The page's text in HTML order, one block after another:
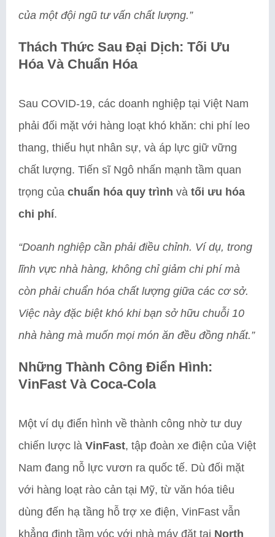
của một đội ngũ tư vấn chất lượng.”
Thách Thức Sau Đại Dịch: Tối Ưu
Hóa Và Chuẩn Hóa
Sau COVID-19, các doanh nghiệp tại Việt Nam
phải đối mặt với hàng loạt khó khăn: chi phí leo
thang, thiếu hụt nhân sự, và áp lực giữ vững
chất lượng. Tiến sĩ Ngô nhấn mạnh tầm quan
trọng của chuẩn hóa quy trình và tối ưu hóa
chi phí.
“Doanh nghiệp cần phải điều chỉnh. Ví dụ, trong
lĩnh vực nhà hàng, không chỉ giảm chi phí mà
còn phải chuẩn hóa chất lượng giữa các cơ sở.
Việc này đặc biệt khó khi bạn sở hữu chuỗi 10
nhà hàng mà muốn mọi món ăn đều đồng nhất.”
Những Thành Công Điển Hình:
VinFast Và Coca-Cola
Một ví dụ điển hình về thành công nhờ tư duy
chiến lược là VinFast, tập đoàn xe điện của Việt
Nam đang nỗ lực vươn ra quốc tế. Dù đối mặt
với hàng loạt rào cản tại Mỹ, từ văn hóa tiêu
dùng đến hạ tầng hỗ trợ xe điện, VinFast vẫn
khẳng định tầm vóc với nhà máy đặt tại North